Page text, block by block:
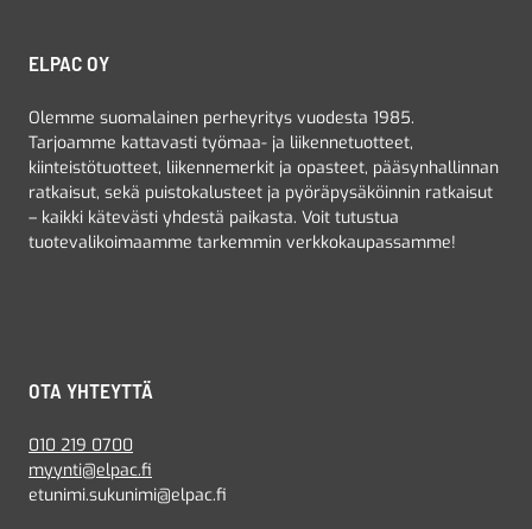
ELPAC OY
Olemme suomalainen perheyritys vuodesta 1985.
Tarjoamme kattavasti työmaa- ja liikennetuotteet,
kiinteistötuotteet, liikennemerkit ja opasteet, pääsynhallinnan
ratkaisut, sekä puistokalusteet ja pyöräpysäköinnin ratkaisut
– kaikki kätevästi yhdestä paikasta. Voit tutustua
tuotevalikoimaamme tarkemmin verkkokaupassamme!
OTA YHTEYTTÄ
010 219 0700
myynti@elpac.fi
etunimi.sukunimi@elpac.fi